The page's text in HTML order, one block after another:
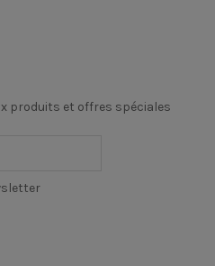
produits et offres spéciales